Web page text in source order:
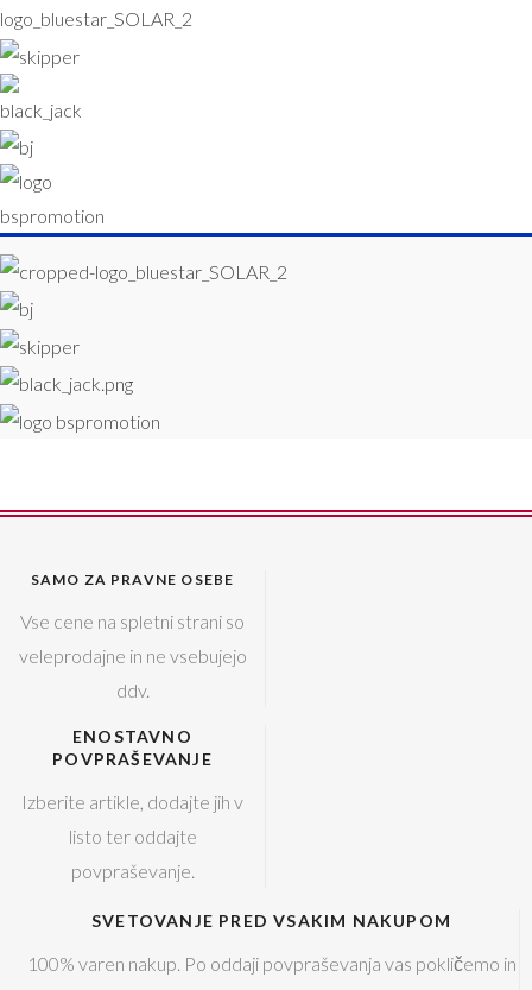
SAMO ZA PRAVNE OSEBE
Vse cene na spletni strani so
veleprodajne in ne vsebujejo
ddv.
ENOSTAVNO
POVPRAŠEVANJE
Izberite artikle, dodajte jih v
listo ter oddajte
povpraševanje.
SVETOVANJE PRED VSAKIM NAKUPOM
100% varen nakup. Po oddaji povpraševanja vas pokličemo in